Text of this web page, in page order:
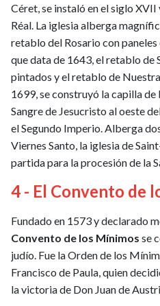
Céret, se instaló en el siglo
Réal. La iglesia alberga
retablo del Rosario con
que data de 1643, el retablo de
pintados y el retablo de Nuestra
1699, se construyó la capilla
Sangre de Jesucristo al oeste
el Segundo Imperio. Alberga
Viernes Santo, la iglesia de
partida para la procesión de la
4 - El Convento de
Fundado en 1573 y declarado
Convento de los Mínimos se
judío. Fue la Orden de los
Francisco de Paula, quien
la victoria de Don Juan de